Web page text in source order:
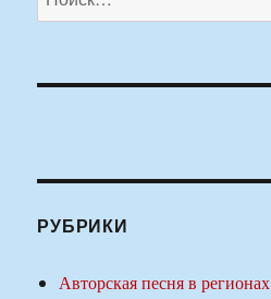
РУБРИКИ
Авторская песня в регионах